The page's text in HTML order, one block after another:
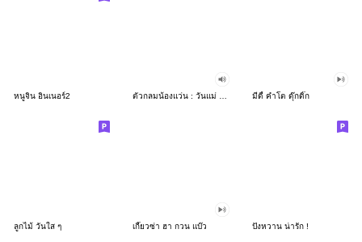
หนูจิน อินเนอร์2 มีดี้ คำโต ดุ๊กดิ๊ก
ลูกไม้ วันใส ๆ เกี๊ยวซ่า ฮา กวน แบ๊ว ปังหวาน น่ารัก !